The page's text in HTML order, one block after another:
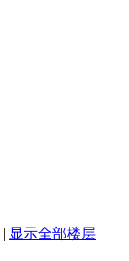
| 显示全部楼层